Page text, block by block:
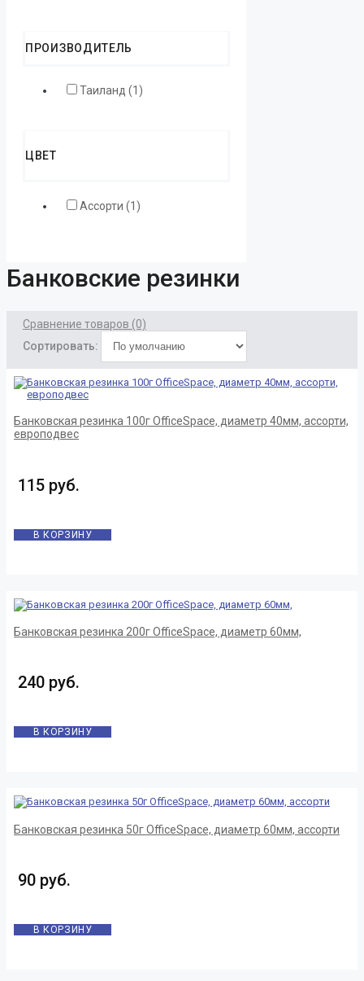
ПРОИЗВОДИТЕЛЬ
Таиланд (1)
ЦВЕТ
Ассорти (1)
Банковские резинки
Сравнение товаров (0)
Сортировать:
Банковская резинка 100г OfficeSpace, диаметр 40мм, ассорти,
европодвес
115 руб.
В КОРЗИНУ
Банковская резинка 200г OfficeSpace, диаметр 60мм,
240 руб.
В КОРЗИНУ
Банковская резинка 50г OfficeSpace, диаметр 60мм, ассорти
90 руб.
В КОРЗИНУ